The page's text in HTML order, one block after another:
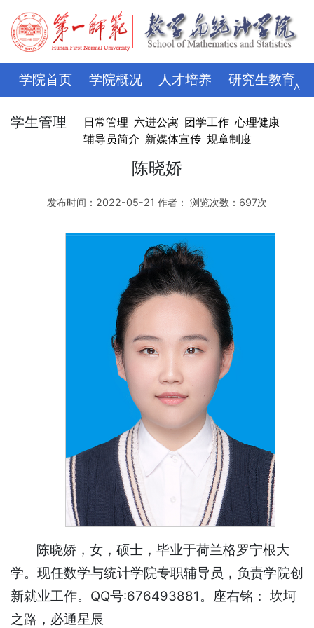
学院首页 学院概况 人才培养 研究生教育
学科科研 师资队伍 招生就业 党建思政
评建专栏 资料下载 学校主页
∧
学生管理 日常管理 六进公寓 团学工作 心理健康
辅导员简介 新媒体宣传 规章制度
陈晓娇
发布时间：2022-05-21 作者： 浏览次数： 697次
陈晓娇，女，硕士，毕业于荷兰格罗宁根大
学。现任数学与统计学院专职辅导员，负责学院创
新就业工作。QQ号:676493881。座右铭： 坎坷
之路，必通星辰